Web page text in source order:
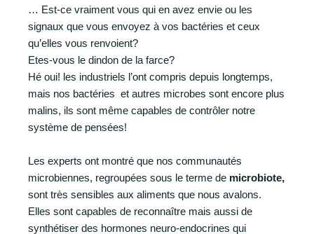
… Est-ce vraiment vous qui en avez envie ou les
signaux que vous envoyez à vos bactéries et ceux
qu’elles vous renvoient?
Etes-vous le dindon de la farce?
Hé oui! les industriels l’ont compris depuis longtemps,
mais nos bactéries et autres microbes sont encore plus
malins, ils sont même capables de contrôler notre
système de pensées!
Les experts ont montré que nos communautés
microbiennes, regroupées sous le terme de microbiote,
sont très sensibles aux aliments que nous avalons.
Elles sont capables de reconnaître mais aussi de
synthétiser des hormones neuro-endocrines qui